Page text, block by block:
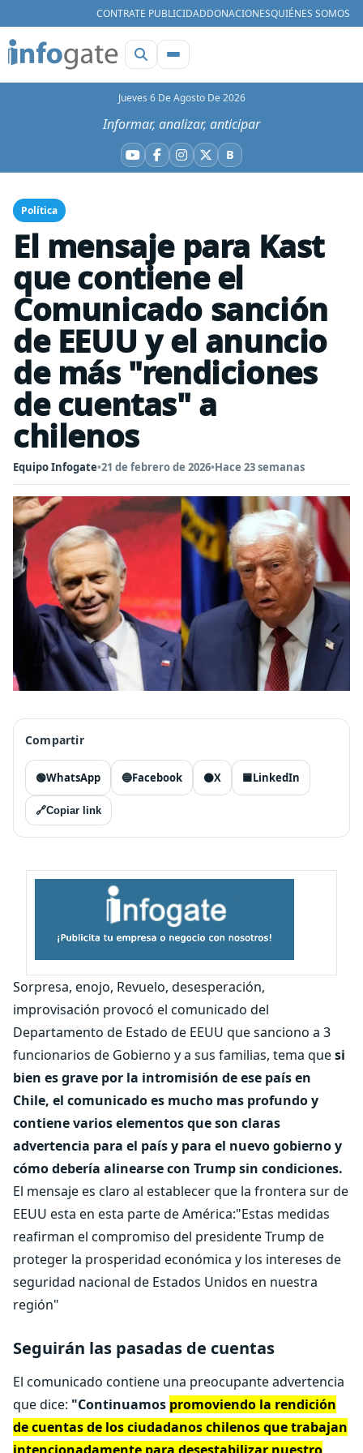
CONTRATE PUBLICIDADDONACIONESQUIÉNES SOMOS
Jueves 6 De Agosto De 2026
Informar, analizar, anticipar
YouTube
Facebook
Instagram
X BBluesky
Política
El mensaje para Kast
que contiene el
Comunicado sanción
de EEUU y el anuncio
de más "rendiciones
de cuentas" a
chilenos
Equipo Infogate•21 de febrero de 2026•Hace 23 semanas
Compartir
🟢WhatsApp 🔵Facebook ⚫X 🟦LinkedIn
🔗Copiar link
Sorpresa, enojo, Revuelo, desesperación,
improvisación provocó el comunicado del
Departamento de Estado de EEUU que sanciono a 3
funcionarios de Gobierno y a sus familias, tema quesi
bien es grave por la intromisión de ese país en
Chile, el comunicado es mucho mas profundo y
contiene varios elementos que son claras
advertencia para el país y para el nuevo gobierno y
cómo debería alinearse con Trump sin condiciones.
El mensaje es claro al establecer que la frontera sur de
EEUU esta en esta parte de América:"Estas medidas
reafirman el compromiso del presidente Trump de
proteger la prosperidad económica y los intereses de
seguridad nacional de Estados Unidos en nuestra
región"
Seguirán las pasadas de cuentas
El comunicado contiene una preocupante advertencia
que dice: "Continuamos promoviendo la rendición
de cuentas de los ciudadanos chilenos que trabajan